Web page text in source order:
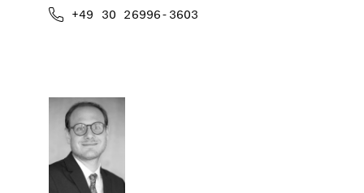
+49 30 26996-3603